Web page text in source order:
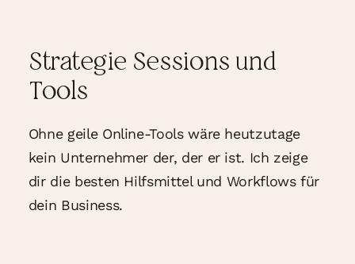
Strategie Sessions und
Tools
Ohne geile Online-Tools wäre heutzutage
kein Unternehmer der, der er ist. Ich zeige
dir die besten Hilfsmittel und Workflows für
dein Business.